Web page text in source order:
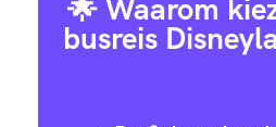
🌟 Waarom
busreis